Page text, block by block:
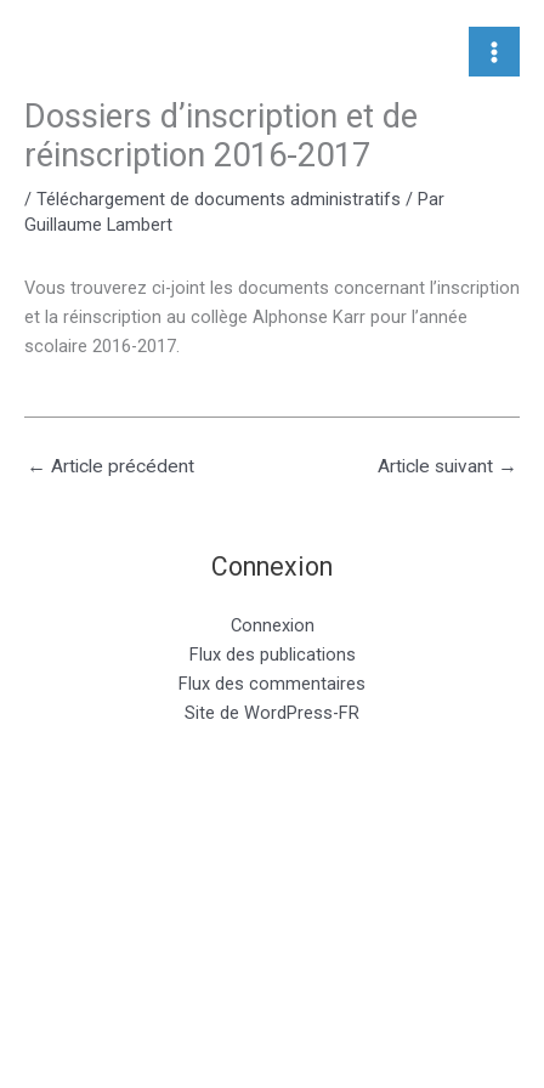
Dossiers d’inscription et de
réinscription 2016-2017
/ Téléchargement de documents administratifs / Par
Guillaume Lambert
Vous trouverez ci-joint les documents concernant l’inscription
et la réinscription au collège Alphonse Karr pour l’année
scolaire 2016-2017.
← Article précédent Article suivant →
Connexion
Connexion
Flux des publications
Flux des commentaires
Site de WordPress-FR